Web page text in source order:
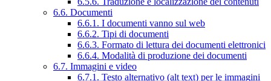
6.6. Documenti
6.6.1. I documenti vanno sul web
6.6.2. Tipi di documenti
6.6.3. Formato di lettura dei documenti elettronici
6.6.4. Modalità di produzione dei documenti
6.7. Immagini e video
6.7.1. Testo alternativo (alt text) per le immagini